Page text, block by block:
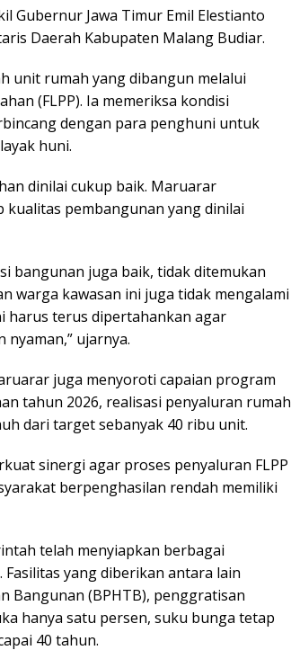
Gubernur Jawa Timur Emil Elestianto
Daerah Kabupaten Malang Budiar.
unit rumah yang dibangun melalui
(FLPP). Ia memeriksa kondisi
dengan para penghuni untuk
huni.
dinilai cukup baik. Maruarar
kualitas pembangunan yang dinilai
bangunan juga baik, tidak ditemukan
warga kawasan ini juga tidak mengalami
harus terus dipertahankan agar
ujarnya.
juga menyoroti capaian program
tahun 2026, realisasi penyaluran rumah
dari target sebanyak 40 ribu unit.
sinergi agar proses penyaluran FLPP
berpenghasilan rendah memiliki
telah menyiapkan berbagai
yang diberikan antara lain
Bangunan (BPHTB), penggratisan
hanya satu persen, suku bunga tetap
40 tahun.